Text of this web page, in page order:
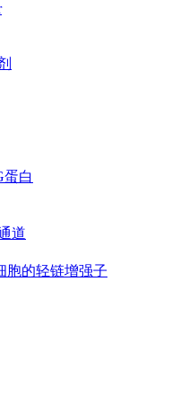
蛋白
道
胞的轻链增强子